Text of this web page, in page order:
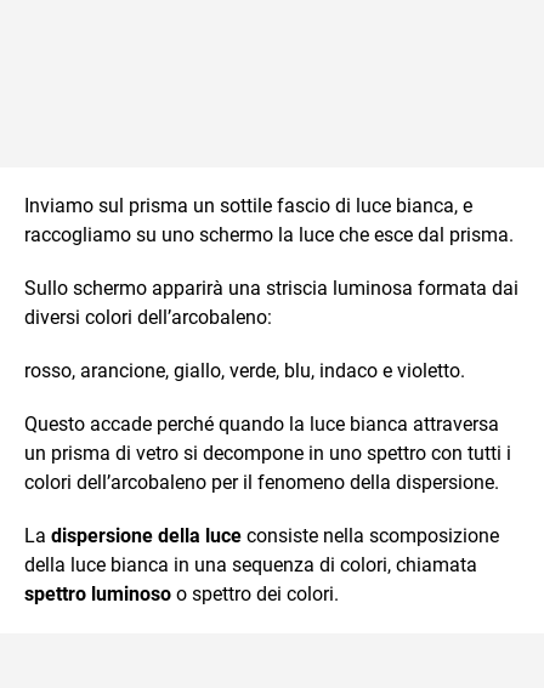
Inviamo sul prisma un sottile fascio di luce bianca, e
raccogliamo su uno schermo la luce che esce dal prisma.
Sullo schermo apparirà una striscia luminosa formata dai
diversi colori dell’arcobaleno:
rosso, arancione, giallo, verde, blu, indaco e violetto.
Questo accade perché quando la luce bianca attraversa
un prisma di vetro si decompone in uno spettro con tutti i
colori dell’arcobaleno per il fenomeno della dispersione.
La dispersione della luce consiste nella scomposizione
della luce bianca in una sequenza di colori, chiamata
spettro luminoso o spettro dei colori.